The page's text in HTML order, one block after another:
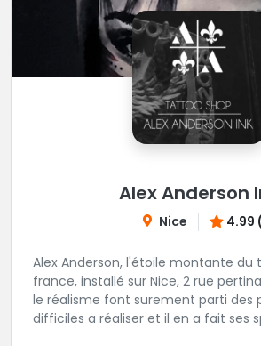
Alex Anderson
Nice 4.99
Alex Anderson, l'étoile montante du
france, installé sur Nice, 2 rue pertinax. Le portrait et
le réalisme font surement parti des
difficiles a réaliser et il en a fait ses